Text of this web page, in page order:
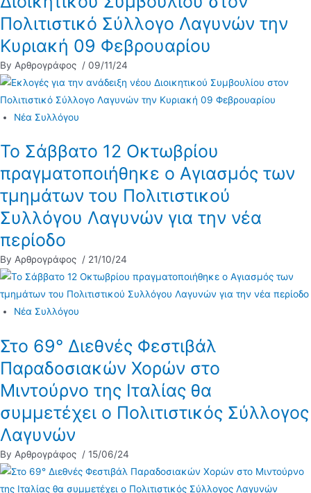
Πολιτιστικό Σύλλογο Λαγυνών την
Κυριακή 09 Φεβρουαρίου
By Αρθρογράφος / 09/11/24
Νέα Συλλόγου
Το Σάββατο 12 Οκτωβρίου
πραγματοποιήθηκε ο Αγιασμός των
τμημάτων του Πολιτιστικού
Συλλόγου Λαγυνών για την νέα
περίοδο
By Αρθρογράφος / 21/10/24
Νέα Συλλόγου
Στο 69° Διεθνές Φεστιβάλ
Παραδοσιακών Χορών στο
Μιντούρνο της Ιταλίας θα
συμμετέχει ο Πολιτιστικός Σύλλογος
Λαγυνών
By Αρθρογράφος / 15/06/24